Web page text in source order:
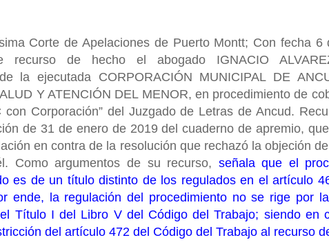
Corte de Apelaciones de Puerto Montt; Con fecha 6
recurso de hecho el abogado IGNACIO
la ejecutada CORPORACIÓN MUNICIPAL DE
Y ATENCIÓN DEL MENOR, en procedimiento de
con Corporación” del Juzgado de Letras de Ancud.
de 31 de enero de 2019 del cuaderno de apremio,
en contra de la resolución que rechazó la objeción
Como argumentos de su recurso, señala que el
es de un título distinto de los regulados en el artículo
ende, la regulación del procedimiento no se rige por
Título I del Libro V del Código del Trabajo; siendo en
del artículo 472 del Código del Trabajo al recurso